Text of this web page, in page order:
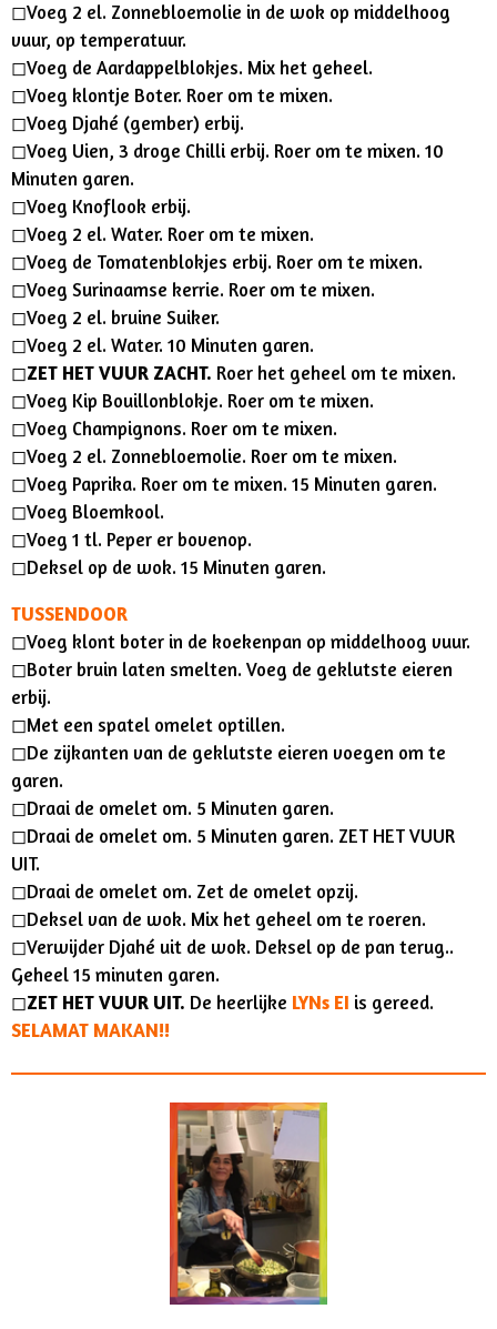
◻︎Voeg 2 el. Zonnebloemolie in de wok op middelhoog
vuur, op temperatuur.
◻︎Voeg de Aardappelblokjes. Mix het geheel.
◻︎Voeg klontje Boter. Roer om te mixen.
◻︎Voeg Djahé (gember) erbij.
◻︎Voeg Uien, 3 droge Chilli erbij. Roer om te mixen. 10
Minuten garen.
◻︎Voeg Knoflook erbij.
◻︎Voeg 2 el. Water. Roer om te mixen.
◻︎Voeg de Tomatenblokjes erbij. Roer om te mixen.
◻︎Voeg Surinaamse kerrie. Roer om te mixen.
◻︎Voeg 2 el. bruine Suiker.
◻︎Voeg 2 el. Water. 10 Minuten garen.
◻︎ZET HET VUUR ZACHT. Roer het geheel om te mixen.
◻︎Voeg Kip Bouillonblokje. Roer om te mixen.
◻︎Voeg Champignons. Roer om te mixen.
◻︎Voeg 2 el. Zonnebloemolie. Roer om te mixen.
◻︎Voeg Paprika. Roer om te mixen. 15 Minuten garen.
◻︎Voeg Bloemkool.
◻︎Voeg 1 tl. Peper er bovenop.
◻︎Deksel op de wok. 15 Minuten garen.
TUSSENDOOR
◻︎Voeg klont boter in de koekenpan op middelhoog vuur.
◻︎Boter bruin laten smelten. Voeg de geklutste eieren
erbij.
◻︎Met een spatel omelet optillen.
◻︎De zijkanten van de geklutste eieren voegen om te
garen.
◻︎Draai de omelet om. 5 Minuten garen.
◻︎Draai de omelet om. 5 Minuten garen. ZET HET VUUR
UIT.
◻︎Draai de omelet om. Zet de omelet opzij.
◻︎Deksel van de wok. Mix het geheel om te roeren.
◻︎Verwijder Djahé uit de wok. Deksel op de pan terug..
Geheel 15 minuten garen.
◻︎ZET HET VUUR UIT. De heerlijke LYNs EI is gereed.
SELAMAT MAKAN!!